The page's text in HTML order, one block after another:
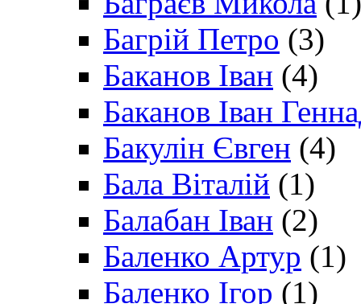
Багрій Петро (3)
Баканов Іван (4)
Баканов Іван
Бакулін Євген (4)
Бала Віталій (1)
Балабан Іван (2)
Баленко Артур (1)
Баленко Ігор (1)